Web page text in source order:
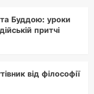
Буддою: уроки
притчі
від філософії